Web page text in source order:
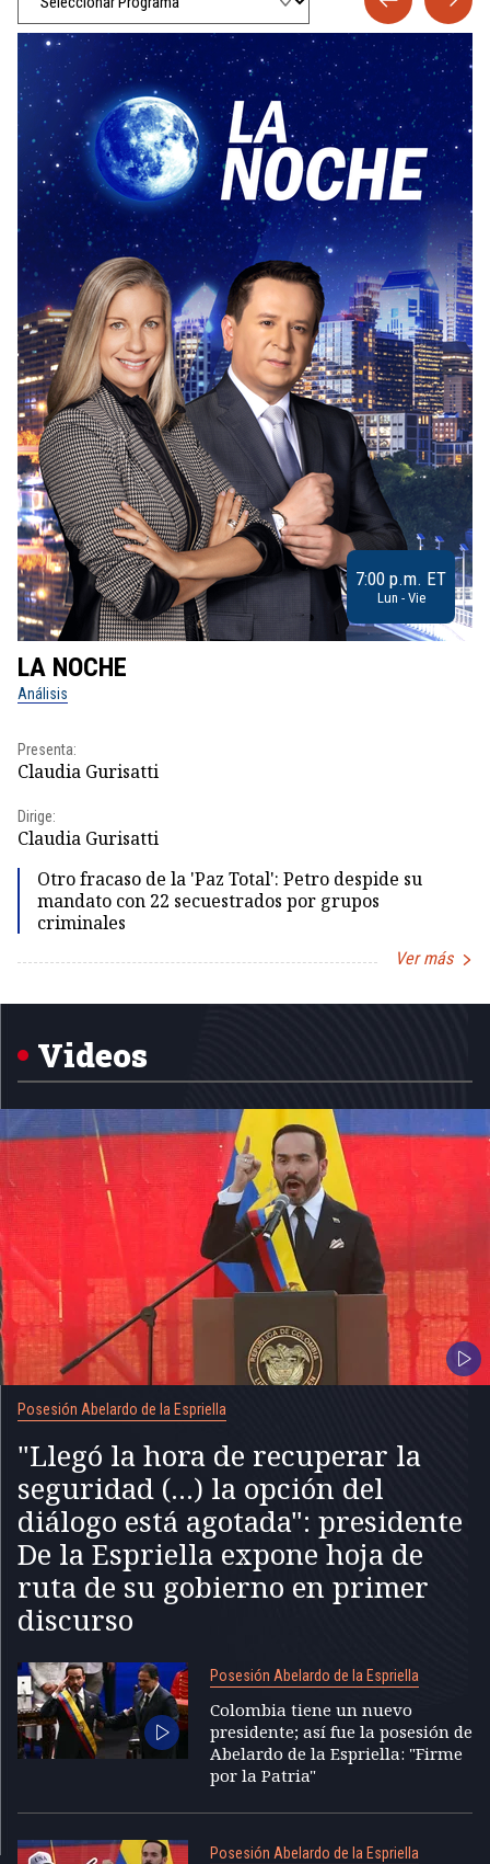
7:00 p.m. ET
Lun - Vie
LA NOCHE
Análisis
Presenta:
Claudia Gurisatti
Dirige:
Claudia Gurisatti
Otro fracaso de la 'Paz Total': Petro despide su
mandato con 22 secuestrados por grupos
criminales
Ver más
1
Videos
Posesión Abelardo de la Espriella
"Llegó la hora de recuperar la
seguridad (...) la opción del
diálogo está agotada": presidente
De la Espriella expone hoja de
ruta de su gobierno en primer
discurso
Posesión Abelardo de la Espriella
Colombia tiene un nuevo
presidente; así fue la posesión de
Abelardo de la Espriella: "Firme
por la Patria"
Posesión Abelardo de la Espriella